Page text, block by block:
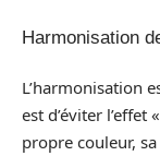
Harmonisation
L’harmonisation
est d’éviter
propre couleur,